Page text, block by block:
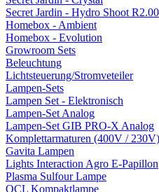
Secret Jardin - Hydro Shoot R2.00
Homebox - Ambient
Homebox - Evolution
Growroom Sets
Beleuchtung
Lichtsteuerung/Stromveteiler
Lampen-Sets
Lampen Set - Elektronisch
Lampen-Set Analog
Lampen-Set GIB PRO-X Analog
Komplettarmaturen (400V / 230V)
Gavita Lampen
Lights Interaction Agro E-Papillon
Plasma Sulfour Lampe
OCL Kompaktlampe